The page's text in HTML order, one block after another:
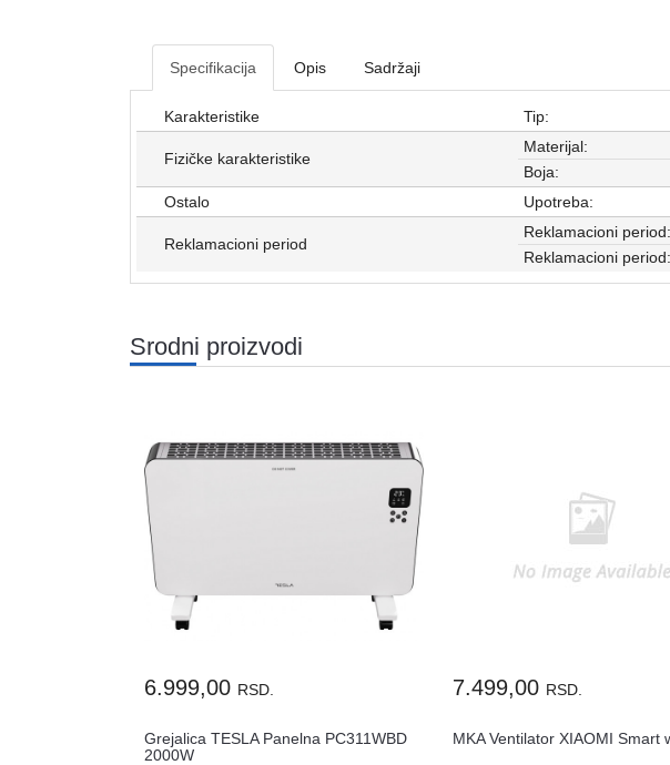
Specifikacija Opis Sadržaji
Karakteristike Tip:
Fizičke karakteristike
Materijal:
Boja:
Ostalo
Upotreba:
Reklamacioni period
Reklamacioni period:
Reklamacioni period:
Srodni proizvodi
6.999,00 RSD.
Grejalica TESLA Panelna PC311WBD
2000W
7.499,00 RSD.
MKA Ventilator XIAOMI Smart